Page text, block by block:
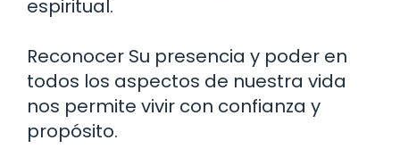
espiritual.
Reconocer Su presencia y poder en
todos los aspectos de nuestra vida
nos permite vivir con confianza y
propósito.